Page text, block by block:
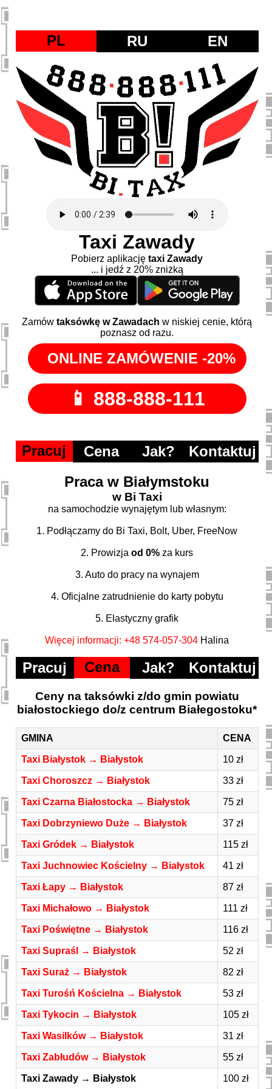
PL RU EN
Taxi Zawady
Pobierz aplikacjętaxi Zawady
... i jedź z 20% zniżką
Zamówtaksówkę w Zawadach w niskiej cenie, którą
poznasz od razu.
Pracuj Cena Jak?
Kontaktuj
Praca w Białymstoku
w Bi Taxi
na samochodzie wynajętym lub własnym:
1. Podłączamy do Bi Taxi, Bolt, Uber, FreeNow
2. Prowizjaod 0% za kurs
3. Auto do pracy na wynajem
4. Oficjalne zatrudnienie do karty pobytu
5. Elastyczny grafik
Więcej informacji: +48 574-057-304 Halina
Pracuj Cena Jak? Kontaktuj
Ceny na taksówki z/do gmin powiatu
białostockiego do/z centrum Białegostoku*
GMINA CENA
Taxi Białystok → Białystok 10 zł
Taxi Choroszcz → Białystok 33 zł
Taxi Czarna Białostocka → Białystok 75 zł
Taxi Dobrzyniewo Duże → Białystok 37 zł
Taxi Gródek → Białystok 115 zł
Taxi Juchnowiec Kościelny → Białystok 41 zł
Taxi Łapy → Białystok 87 zł
Taxi Michałowo → Białystok 111 zł
Taxi Poświętne → Białystok 116 zł
Taxi Supraśl → Białystok 52 zł
Taxi Suraż → Białystok 82 zł
Taxi Turośń Kościelna → Białystok 53 zł
Taxi Tykocin → Białystok 105 zł
Taxi Wasilków → Białystok 31 zł
Taxi Zabłudów → Białystok 55 zł
Taxi Zawady → Białystok 100 zł